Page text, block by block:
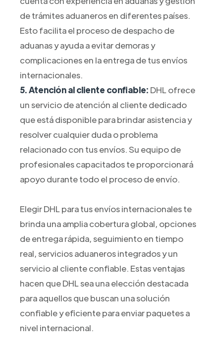
de trámites aduaneros en diferentes países.
Esto facilita el proceso de despacho de
aduanas y ayuda a evitar demoras y
complicaciones en la entrega de tus envíos
internacionales.
5. Atención al cliente confiable: DHL ofrece
un servicio de atención al cliente dedicado
que está disponible para brindar asistencia y
resolver cualquier duda o problema
relacionado con tus envíos. Su equipo de
profesionales capacitados te proporcionará
apoyo durante todo el proceso de envío.
Elegir DHL para tus envíos internacionales te
brinda una amplia cobertura global, opciones
de entrega rápida, seguimiento en tiempo
real, servicios aduaneros integrados y un
servicio al cliente confiable. Estas ventajas
hacen que DHL sea una elección destacada
para aquellos que buscan una solución
confiable y eficiente para enviar paquetes a
nivel internacional.